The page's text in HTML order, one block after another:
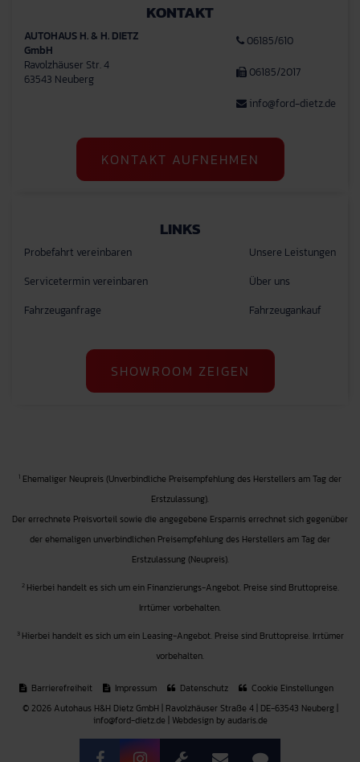
KONTAKT
AUTOHAUS H. & H. DIETZ
GmbH
Ravolzhäuser Str. 4
63543 Neuberg
06185/610
06185/2017
info@ford-dietz.de
KONTAKT AUFNEHMEN
LINKS
Probefahrt vereinbaren
Servicetermin vereinbaren
Fahrzeuganfrage
Unsere Leistungen
Über uns
Fahrzeugankauf
SHOWROOM ZEIGEN
1 Ehemaliger Neupreis (Unverbindliche Preisempfehlung des Herstellers am Tag der
Erstzulassung).
Der errechnete Preisvorteil sowie die angegebene Ersparnis errechnet sich gegenüber
der ehemaligen unverbindlichen Preisempfehlung des Herstellers am Tag der
Erstzulassung (Neupreis).
2 Hierbei handelt es sich um ein Finanzierungs-Angebot. Preise sind Bruttopreise.
Irrtümer vorbehalten.
3 Hierbei handelt es sich um ein Leasing-Angebot. Preise sind Bruttopreise. Irrtümer
vorbehalten.
Barrierefreiheit Impressum Datenschutz
Cookie Einstellungen
© 2026 Autohaus H&H Dietz GmbH | Ravolzhäuser Straße 4 | DE-63543 Neuberg |
info@ford-dietz.de | Webdesign by audaris.de